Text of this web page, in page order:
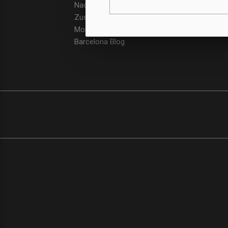
Nachhaltigkeit
Zusätzliche Angebote
Monatliche Preisziehungen
Barcelona Blog